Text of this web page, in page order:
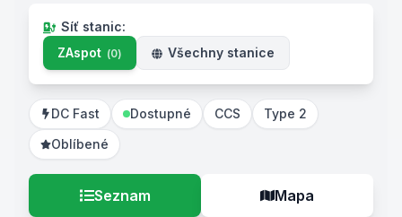
Síť stanic:
ZAspot (0) Všechny stanice
DC Fast Dostupné CCS
Type 2
Oblíbené
Seznam Mapa